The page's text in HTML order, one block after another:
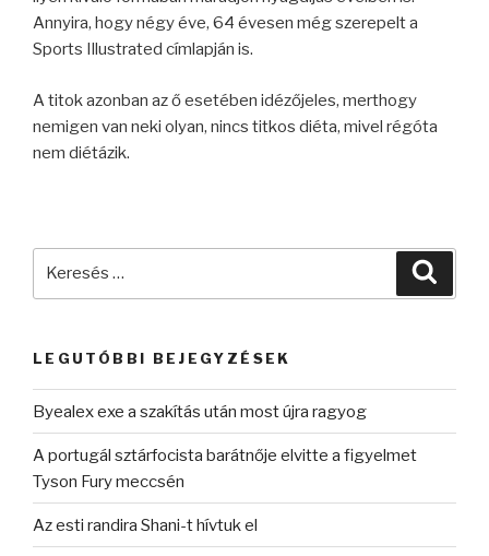
Annyira, hogy négy éve, 64 évesen még szerepelt a
Sports Illustrated címlapján is.
A titok azonban az ő esetében idézőjeles, merthogy
nemigen van neki olyan, nincs titkos diéta, mivel régóta
nem diétázik.
LEGUTÓBBI BEJEGYZÉSEK
Byealex exe a szakítás után most újra ragyog
A portugál sztárfocista barátnője elvitte a figyelmet
Tyson Fury meccsén
Az esti randira Shani-t hívtuk el